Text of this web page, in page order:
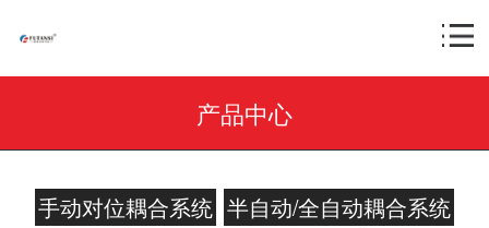
产品中心
手动对位耦合系统 半自动/全自动耦合系统